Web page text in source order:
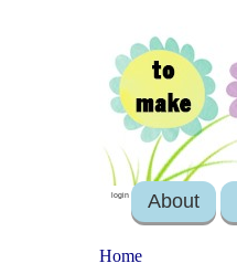
login About
Home